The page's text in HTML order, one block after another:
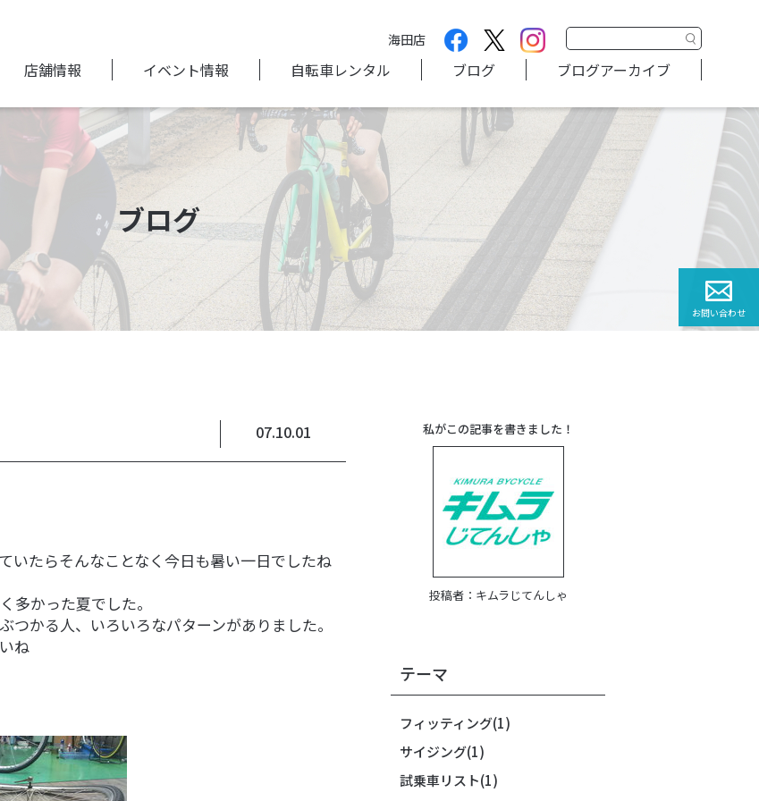
海田店
店舗情報 イベント情報 自転車レンタル ブログ ブログアーカイブ
ブログ
07.10.01
いたらそんなことなく今日も暑い一日でしたね
多かった夏でした。
かる人、いろいろなパターンがありました。
ね
私がこの記事を書きました！
投稿者： キムラじてんしゃ
テーマ
フィッティング(1)
サイジング(1)
試乗車リスト(1)
お問い合わせ